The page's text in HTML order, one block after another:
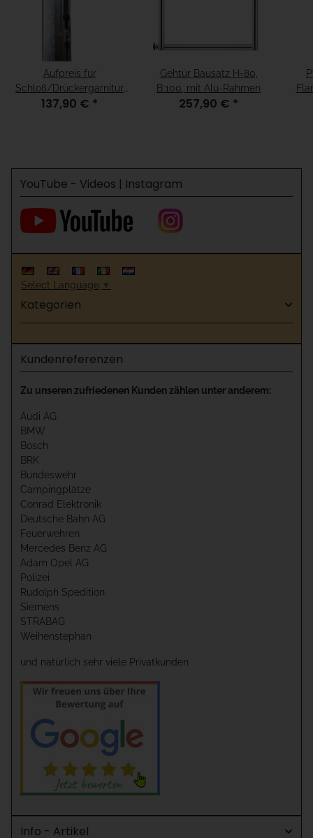
Aufpreis für
Schloß/Drückergarnitur
für Schiebetor, für H=80
137,90 € *
Gehtür Bausatz H=80,
B:100, mit Alu-Rahmen
257,90 € *
YouTube - Videos | Instagram
Select Language ▼
Kategorien
Kundenreferenzen
Zu unseren zufriedenen Kunden zählen unter anderem:
Audi AG
BMW
Bosch
BRK
Bundeswehr
Campingplätze
Conrad Elektronik
Deutsche Bahn AG
Feuerwehren
Mercedes Benz AG
Adam Opel AG
Polizei
Rudolph Spedition
Siemens
STRABAG
Weihenstephan
und natürlich sehr viele Privatkunden
Info - Artikel